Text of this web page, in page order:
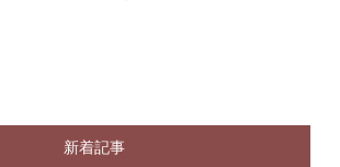
新着記事